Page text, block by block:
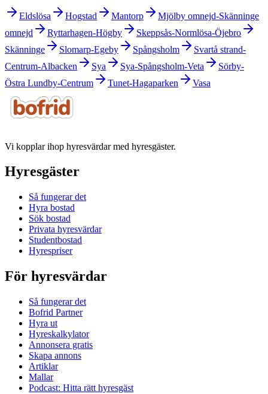
Eldslösa Hogstad Mantorp
Mjölby omnejd-Skänninge
omnejd
Ryttarhagen-Högby
Skeppsås-Normlösa-Öjebro
Skänninge
Slomarp-Egeby Spångsholm
Svartå strand-
Centrum-Albacken
Sya Sya-Spångsholm-Veta
Sörby-
Östra Lundby-Centrum
Tunet-Hagaparken Vasa
Vi kopplar ihop hyresvärdar med hyresgäster.
Hyresgäster
Så fungerar det
Hyra bostad
Sök bostad
Privata hyresvärdar
Studentbostad
Hyrespriser
För hyresvärdar
Så fungerar det
Bofrid Partner
Hyra ut
Hyreskalkylator
Annonsera gratis
Skapa annons
Artiklar
Mallar
Podcast: Hitta rätt hyresgäst